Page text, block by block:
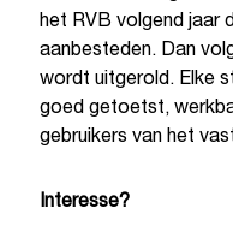
het RVB volgend jaar
aanbesteden. Dan
wordt uitgerold. Elke
goed getoetst,
gebruikers van het
Interesse?